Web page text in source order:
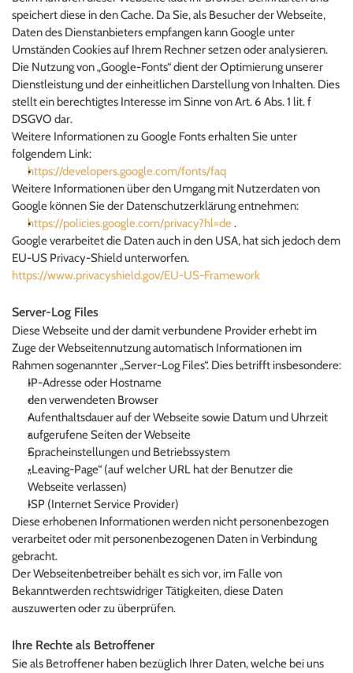
speichert diese in den Cache. Da Sie, als Besucher der Webseite,
Daten des Dienstanbieters empfangen kann Google unter
Umständen Cookies auf Ihrem Rechner setzen oder analysieren.
Die Nutzung von „Google-Fonts“ dient der Optimierung unserer
Dienstleistung und der einheitlichen Darstellung von Inhalten. Dies
stellt ein berechtigtes Interesse im Sinne von Art. 6 Abs. 1 lit. f
DSGVO dar.
Weitere Informationen zu Google Fonts erhalten Sie unter
folgendem Link:
https://developers.google.com/fonts/faq
Weitere Informationen über den Umgang mit Nutzerdaten von
Google können Sie der Datenschutzerklärung entnehmen:
https://policies.google.com/privacy?hl=de .
Google verarbeitet die Daten auch in den USA, hat sich jedoch dem
EU-US Privacy-Shield unterworfen.
https://www.privacyshield.gov/EU-US-Framework
Server-Log Files
Diese Webseite und der damit verbundene Provider erhebt im
Zuge der Webseitennutzung automatisch Informationen im
Rahmen sogenannter „Server-Log Files“. Dies betrifft insbesondere:
IP-Adresse oder Hostname
den verwendeten Browser
Aufenthaltsdauer auf der Webseite sowie Datum und Uhrzeit
aufgerufene Seiten der Webseite
Spracheinstellungen und Betriebssystem
„Leaving-Page“ (auf welcher URL hat der Benutzer die
Webseite verlassen)
ISP (Internet Service Provider)
Diese erhobenen Informationen werden nicht personenbezogen
verarbeitet oder mit personenbezogenen Daten in Verbindung
gebracht.
Der Webseitenbetreiber behält es sich vor, im Falle von
Bekanntwerden rechtswidriger Tätigkeiten, diese Daten
auszuwerten oder zu überprüfen.
Ihre Rechte als Betroffener
Sie als Betroffener haben bezüglich Ihrer Daten, welche bei uns